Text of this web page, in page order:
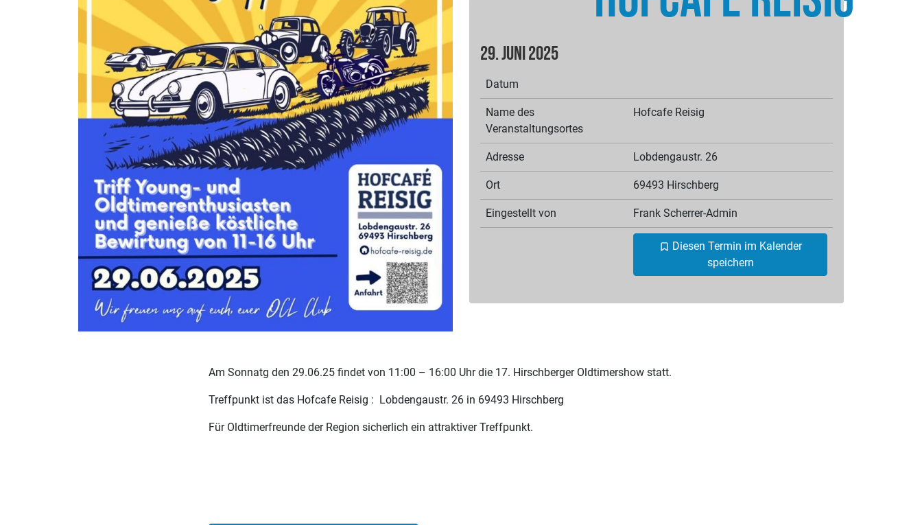
29. Juni 2025
Datum
Name des
Veranstaltungsortes
Hofcafe Reisig
Adresse Lobdengaustr. 26
Ort 69493 Hirschberg
Eingestellt von Frank Scherrer-Admin
Diesen Termin im Kalender
speichern
Am Sonnatg den 29.06.25 findet von 11:00 – 16:00 Uhr die 17. Hirschberger Oldtimershow statt.
Treffpunkt ist das Hofcafe Reisig : Lobdengaustr. 26 in 69493 Hirschberg
Für Oldtimerfreunde der Region sicherlich ein attraktiver Treffpunkt.